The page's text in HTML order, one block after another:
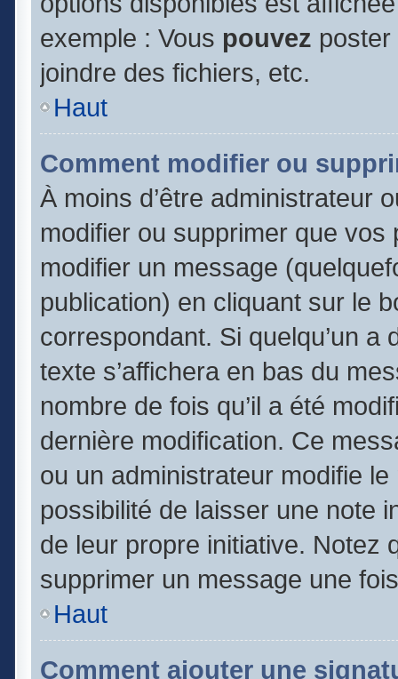
exemple : Vous pouvez
joindre des fichiers, etc.
Haut
Comment modifier ou
À moins d’être administrateur
modifier ou supprimer que
modifier un message
publication) en cliquant sur le
correspondant. Si quelqu’un
texte s’affichera en bas du
nombre de fois qu’il a été
dernière modification. Ce
ou un administrateur modifie
possibilité de laisser une note
de leur propre initiative. Notez
supprimer un message une
Haut
Comment ajouter une